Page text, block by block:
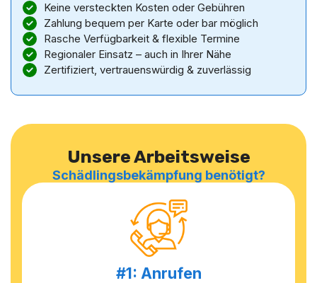
Keine versteckten Kosten oder Gebühren
Zahlung bequem per Karte oder bar möglich
Rasche Verfügbarkeit & flexible Termine
Regionaler Einsatz – auch in Ihrer Nähe
Zertifiziert, vertrauenswürdig & zuverlässig
Unsere Arbeitsweise
Schädlingsbekämpfung benötigt?
#1: Anrufen